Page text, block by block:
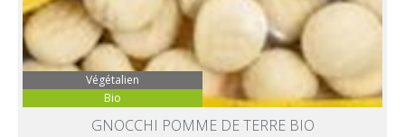
Bio
Végétalien
GNOCCHI POMME DE TERRE BIO